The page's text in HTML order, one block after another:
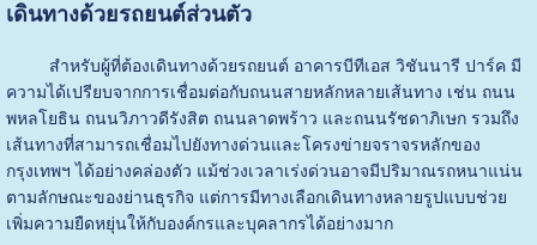
เดินทางด้วยรถยนต์ส่วนตัว
สำหรับผู้ที่ต้องเดินทางด้วยรถยนต์ อาคารบีทีเอส วิชันนารี ปาร์ค มี
ความได้เปรียบจากการเชื่อมต่อกับถนนสายหลักหลายเส้นทาง เช่น ถนน
พหลโยธิน ถนนวิภาวดีรังสิต ถนนลาดพร้าว และถนนรัชดาภิเษก รวมถึง
เส้นทางที่สามารถเชื่อมไปยังทางด่วนและโครงข่ายจราจรหลักของ
กรุงเทพฯ ได้อย่างคล่องตัว แม้ช่วงเวลาเร่งด่วนอาจมีปริมาณรถหนาแน่น
ตามลักษณะของย่านธุรกิจ แต่การมีทางเลือกเดินทางหลายรูปแบบช่วย
เพิ่มความยืดหยุ่นให้กับองค์กรและบุคลากรได้อย่างมาก